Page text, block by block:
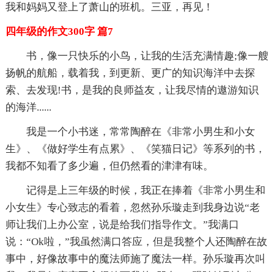
我和妈妈又登上了萧山的班机。三亚，再见！
四年级的作文300字 篇7
书，像一只快乐的小鸟，让我的生活充满情趣;像一艘
扬帆的航船，载着我，到更新、更广的知识海洋中去探
索、去发现!书，是我的良师益友，让我尽情的遨游知识
的海洋......
我是一个小书迷，常常陶醉在《非常小男生和小女
生》、《做好学生有点累》、《笑猫日记》等系列的书，
我都不知看了多少遍，但仍然看的津津有味。
记得是上三年级的时候，我正在捧着《非常小男生和
小女生》专心致志的看着，忽然孙乐璇走到我身边说“老
师让我们上办公室，说是给我们指导作文。”我满口
说：“Ok啦，”我虽然满口答应，但是我整个人还陶醉在故
事中，好像故事中的魔法师施了魔法一样。孙乐璇再次叫